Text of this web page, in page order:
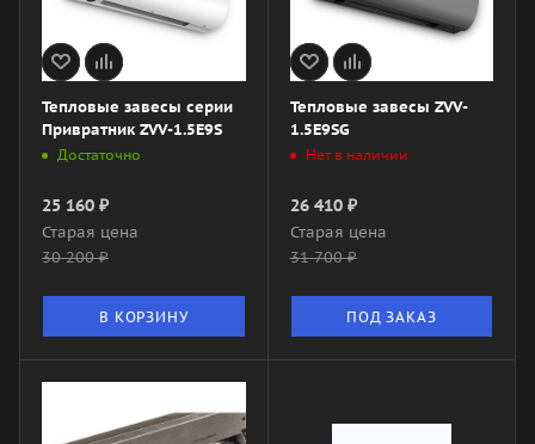
Тепловые завесы серии
Привратник ZVV-1.5E9S
Достаточно
25 160 ₽
Старая цена
30 200₽
В КОРЗИНУ
Тепловые завесы ZVV-
1.5E9SG
Нет в наличии
26 410₽
Старая цена
31 700₽
ПОД ЗАКАЗ